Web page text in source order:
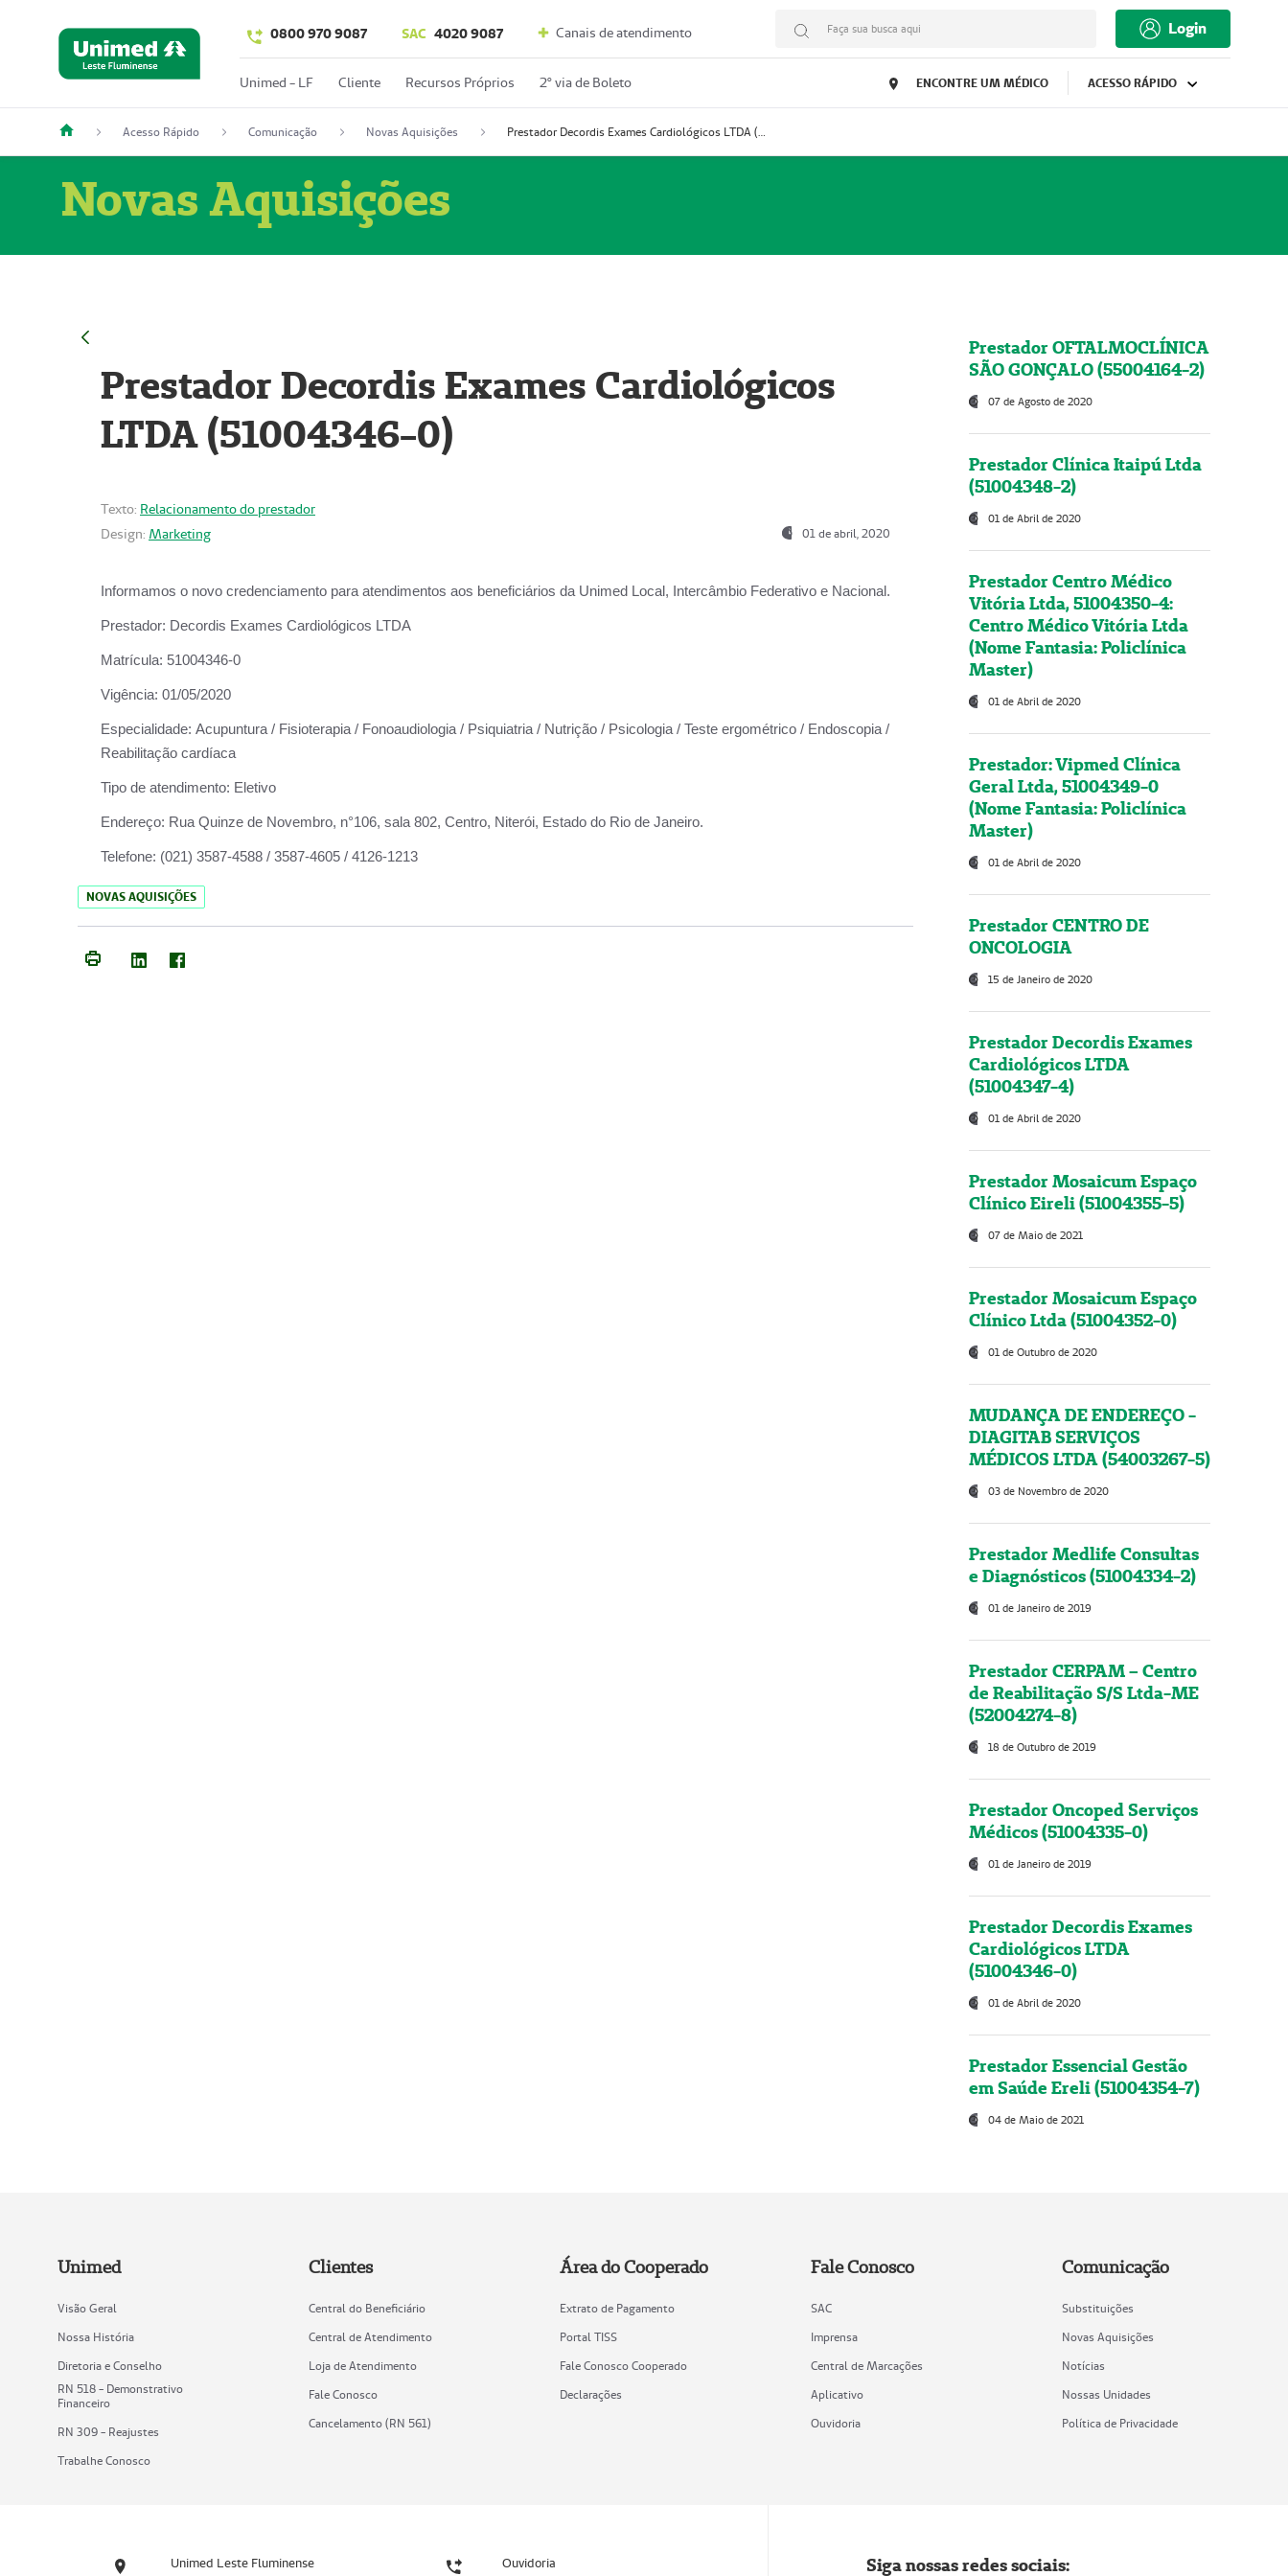
0800 970 9087 SAC 4020 9087 Canais de atendimento Faça sua busca aqui Login
Unimed - LF Cliente Recursos Próprios 2º via de Boleto ENCONTRE UM MÉDICO ACESSO RÁPIDO
Acesso Rápido Comunicação Novas Aquisições Prestador Decordis Exames Cardiológicos LTDA (51004346-0)
Novas Aquisições
Prestador Decordis Exames Cardiológicos
LTDA (51004346-0)
Texto: Relacionamento do prestador
Design: Marketing 01 de abril, 2020
Informamos o novo credenciamento para atendimentos aos beneficiários da Unimed Local, Intercâmbio Federativo e Nacional.
Prestador: Decordis Exames Cardiológicos LTDA
Matrícula: 51004346-0
Vigência: 01/05/2020
Especialidade: Acupuntura / Fisioterapia / Fonoaudiologia / Psiquiatria / Nutrição / Psicologia / Teste ergométrico / Endoscopia /
Reabilitação cardíaca
Tipo de atendimento: Eletivo
Endereço: Rua Quinze de Novembro, n°106, sala 802, Centro, Niterói, Estado do Rio de Janeiro.
Telefone: (021) 3587-4588 / 3587-4605 / 4126-1213
NOVAS AQUISIÇÕES
Prestador OFTALMOCLÍNICA
SÃO GONÇALO (55004164-2)
07 de Agosto de 2020
Prestador Clínica Itaipú Ltda
(51004348-2)
01 de Abril de 2020
Prestador Centro Médico
Vitória Ltda, 51004350-4:
Centro Médico Vitória Ltda
(Nome Fantasia: Policlínica
Master)
01 de Abril de 2020
Prestador: Vipmed Clínica
Geral Ltda, 51004349-0
(Nome Fantasia: Policlínica
Master)
01 de Abril de 2020
Prestador CENTRO DE
ONCOLOGIA
15 de Janeiro de 2020
Prestador Decordis Exames
Cardiológicos LTDA
(51004347-4)
01 de Abril de 2020
Prestador Mosaicum Espaço
Clínico Eireli (51004355-5)
07 de Maio de 2021
Prestador Mosaicum Espaço
Clínico Ltda (51004352-0)
01 de Outubro de 2020
MUDANÇA DE ENDEREÇO -
DIAGITAB SERVIÇOS
MÉDICOS LTDA (54003267-5)
03 de Novembro de 2020
Prestador Medlife Consultas
e Diagnósticos (51004334-2)
01 de Janeiro de 2019
Prestador CERPAM – Centro
de Reabilitação S/S Ltda-ME
(52004274-8)
18 de Outubro de 2019
Prestador Oncoped Serviços
Médicos (51004335-0)
01 de Janeiro de 2019
Prestador Decordis Exames
Cardiológicos LTDA
(51004346-0)
01 de Abril de 2020
Prestador Essencial Gestão
em Saúde Ereli (51004354-7)
04 de Maio de 2021
Unimed
Visão Geral
Nossa História
Diretoria e Conselho
RN 518 - Demonstrativo
Financeiro
RN 309 - Reajustes
Trabalhe Conosco
Clientes
Central do Beneficiário
Central de Atendimento
Loja de Atendimento
Fale Conosco
Cancelamento (RN 561)
Área do Cooperado
Extrato de Pagamento
Portal TISS
Fale Conosco Cooperado
Declarações
Fale Conosco
SAC
Imprensa
Central de Marcações
Aplicativo
Ouvidoria
Comunicação
Substituições
Novas Aquisições
Notícias
Nossas Unidades
Política de Privacidade
Unimed Leste Fluminense Ouvidoria Siga nossas redes sociais: